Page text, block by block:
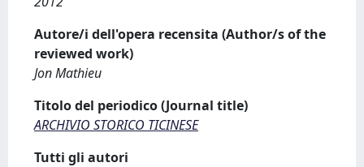
Autore/i dell'opera recensita (Author/s of the
reviewed work)
Jon Mathieu
Titolo del periodico (Journal title)
ARCHIVIO STORICO TICINESE
Tutti gli autori